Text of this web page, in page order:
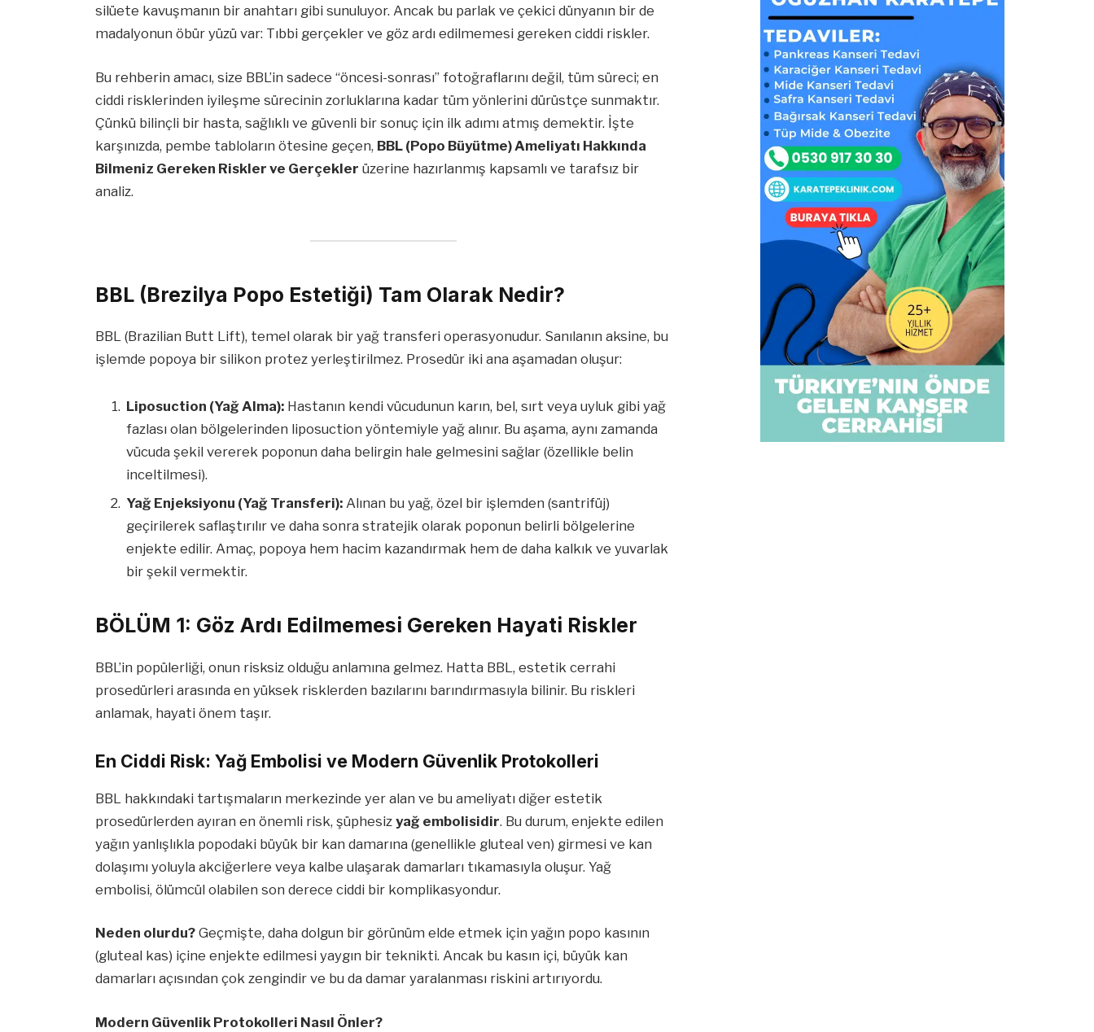
silüete kavuşmanın bir anahtarı gibi sunuluyor. Ancak bu parlak ve çekici dünyanın bir de
madalyonun öbür yüzü var: Tıbbi gerçekler ve göz ardı edilmemesi gereken ciddi riskler.
Bu rehberin amacı, size BBL’in sadece “öncesi-sonrası” fotoğraflarını değil, tüm süreci; en
ciddi risklerinden iyileşme sürecinin zorluklarına kadar tüm yönlerini dürüstçe sunmaktır.
Çünkü bilinçli bir hasta, sağlıklı ve güvenli bir sonuç için ilk adımı atmış demektir. İşte
karşınızda, pembe tabloların ötesine geçen, BBL (Popo Büyütme) Ameliyatı Hakkında
Bilmeniz Gereken Riskler ve Gerçekler üzerine hazırlanmış kapsamlı ve tarafsız bir
analiz.
BBL (Brezilya Popo Estetiği) Tam Olarak Nedir?
BBL (Brazilian Butt Lift), temel olarak bir yağ transferi operasyonudur. Sanılanın aksine, bu
işlemde popoya bir silikon protez yerleştirilmez. Prosedür iki ana aşamadan oluşur:
Liposuction (Yağ Alma): Hastanın kendi vücudunun karın, bel, sırt veya uyluk gibi yağ
fazlası olan bölgelerinden liposuction yöntemiyle yağ alınır. Bu aşama, aynı zamanda
vücuda şekil vererek poponun daha belirgin hale gelmesini sağlar (özellikle belin
inceltilmesi).
Yağ Enjeksiyonu (Yağ Transferi): Alınan bu yağ, özel bir işlemden (santrifüj)
geçirilerek saflaştırılır ve daha sonra stratejik olarak poponun belirli bölgelerine
enjekte edilir. Amaç, popoya hem hacim kazandırmak hem de daha kalkık ve yuvarlak
bir şekil vermektir.
BÖLÜM 1: Göz Ardı Edilmemesi Gereken Hayati Riskler
BBL’in popülerliği, onun risksiz olduğu anlamına gelmez. Hatta BBL, estetik cerrahi
prosedürleri arasında en yüksek risklerden bazılarını barındırmasıyla bilinir. Bu riskleri
anlamak, hayati önem taşır.
En Ciddi Risk: Yağ Embolisi ve Modern Güvenlik Protokolleri
BBL hakkındaki tartışmaların merkezinde yer alan ve bu ameliyatı diğer estetik
prosedürlerden ayıran en önemli risk, şüphesizyağ embolisidir. Bu durum, enjekte edilen
yağın yanlışlıkla popodaki büyük bir kan damarına (genellikle gluteal ven) girmesi ve kan
dolaşımı yoluyla akciğerlere veya kalbe ulaşarak damarları tıkamasıyla oluşur. Yağ
embolisi, ölümcül olabilen son derece ciddi bir komplikasyondur.
Neden olurdu? Geçmişte, daha dolgun bir görünüm elde etmek için yağın popo kasının
(gluteal kas) içine enjekte edilmesi yaygın bir teknikti. Ancak bu kasın içi, büyük kan
damarları açısından çok zengindir ve bu da damar yaralanması riskini artırıyordu.
Modern Güvenlik Protokolleri Nasıl Önler?